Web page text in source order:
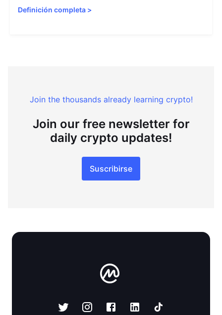
Definición completa >
Join the thousands already learning crypto!
Join our free newsletter for
daily crypto updates!
Suscribirse